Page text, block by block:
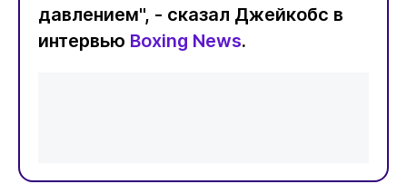
давлением", - сказал Джейкобс в
интервью Boxing News.